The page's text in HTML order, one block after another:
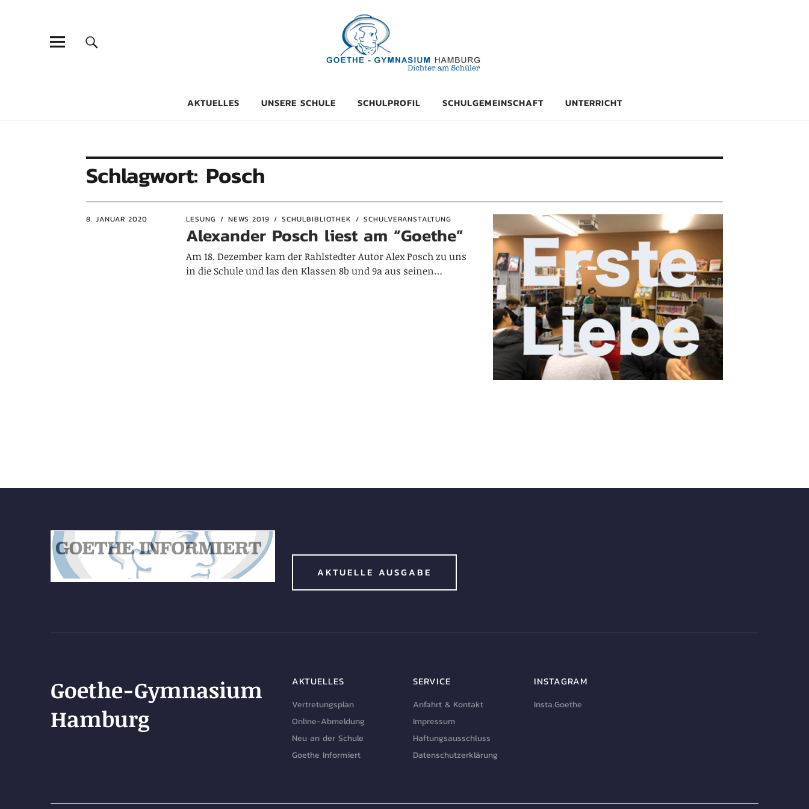
Goethe-Gymnasium Hamburg
AKTUELLES UNSERE SCHULE SCHULPROFIL SCHULGEMEINSCHAFT UNTERRICHT
Schlagwort: Posch
8. JANUAR 2020 LESUNG NEWS 2019 SCHULBIBLIOTHEK SCHULVERANSTALTUNG
Alexander Posch liest am “Goethe”
Am 18. Dezember kam der Rahlstedter Autor Alex Posch zu uns
in die Schule und las den Klassen 8b und 9a aus seinen…
AKTUELLE AUSGABE
Goethe-Gymnasium
Hamburg
AKTUELLES
Vertretungsplan
Online-Abmeldung
Neu an der Schule
Goethe Informiert
SERVICE
Anfahrt & Kontakt
Impressum
Haftungsausschluss
Datenschutzerklärung
INSTAGRAM
Insta.Goethe